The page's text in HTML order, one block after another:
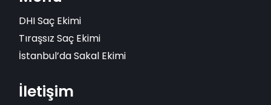
DHI Saç Ekimi
Tıraşsız Saç Ekimi
İstanbul’da Sakal Ekimi
İletişim